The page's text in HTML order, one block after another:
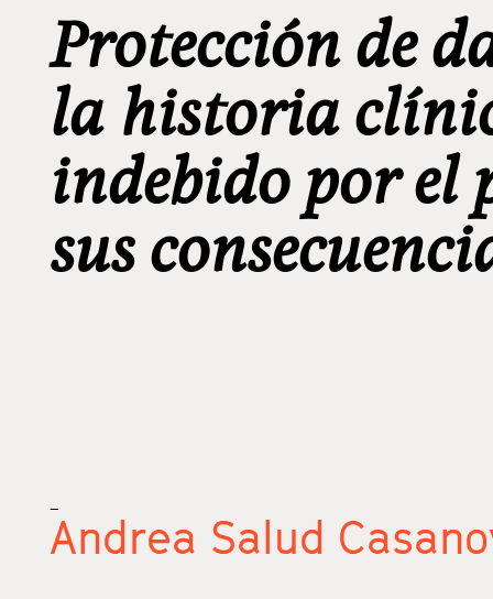
Protección de
la historia
indebido por el
sus
_
Andrea Salud